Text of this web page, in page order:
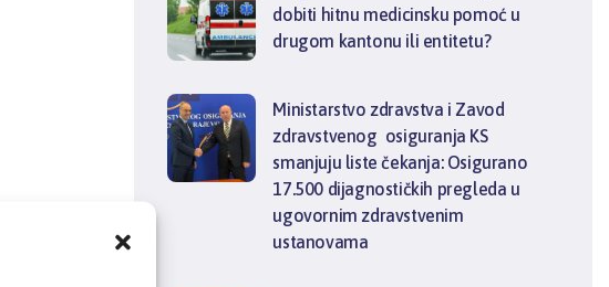
dobiti hitnu medicinsku pomoć u
drugom kantonu ili entitetu?
Ministarstvo zdravstva i Zavod
zdravstvenog osiguranja KS
smanjuju liste čekanja: Osigurano
17.500 dijagnostičkih pregleda u
ugovornim zdravstvenim
ustanovama